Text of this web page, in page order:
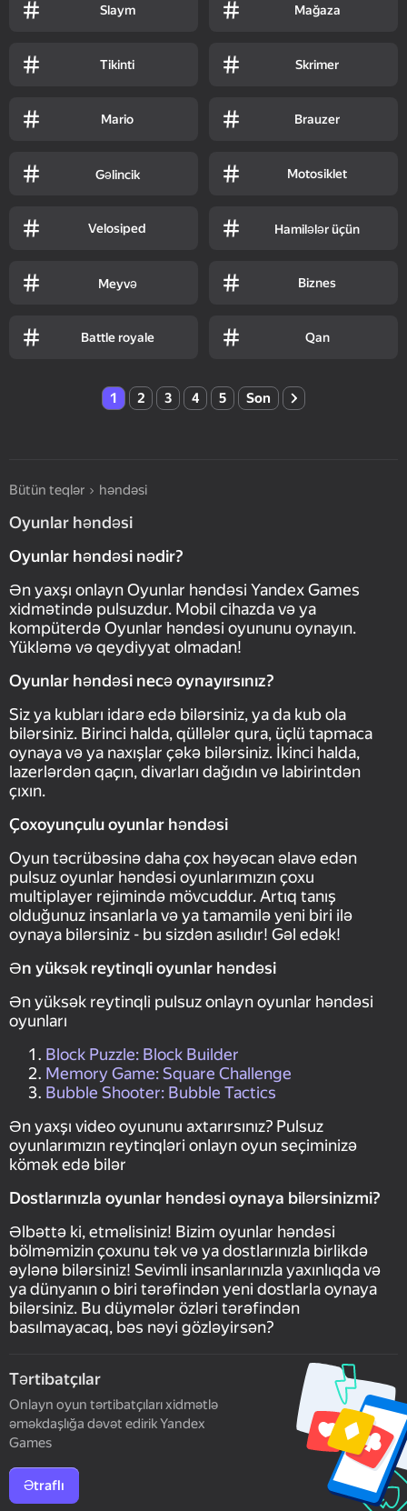
Slaym Mağaza
Tikinti Skrimer
Mario Brauzer
Gəlincik Motosiklet
Velosiped Hamilələr üçün
Meyvə Biznes
Battle royale Qan
1 2 3 4 5 Son
Bütün teqlər həndəsi
Oyunlar həndəsi
Oyunlar həndəsi nədir?
Ən yaxşı onlayn Oyunlar həndəsi Yandex Games
xidmətində pulsuzdur. Mobil cihazda və ya
kompüterdə Oyunlar həndəsi oyununu oynayın.
Yükləmə və qeydiyyat olmadan!
Oyunlar həndəsi necə oynayırsınız?
Siz ya kubları idarə edə bilərsiniz, ya da kub ola
bilərsiniz. Birinci halda, qüllələr qura, üçlü tapmaca
oynaya və ya naxışlar çəkə bilərsiniz. İkinci halda,
lazerlərdən qaçın, divarları dağıdın və labirintdən
çıxın.
Çoxoyunçulu oyunlar həndəsi
Oyun təcrübəsinə daha çox həyəcan əlavə edən
pulsuz oyunlar həndəsi oyunlarımızın çoxu
multiplayer rejimində mövcuddur. Artıq tanış
olduğunuz insanlarla və ya tamamilə yeni biri ilə
oynaya bilərsiniz - bu sizdən asılıdır! Gəl edək!
Ən yüksək reytinqli oyunlar həndəsi
Ən yüksək reytinqli pulsuz onlayn oyunlar həndəsi
oyunları
Block Puzzle: Block Builder
Memory Game: Square Challenge
Bubble Shooter: Bubble Tactics
Ən yaxşı video oyununu axtarırsınız? Pulsuz
oyunlarımızın reytinqləri onlayn oyun seçiminizə
kömək edə bilər
Dostlarınızla oyunlar həndəsi oynaya bilərsinizmi?
Əlbəttə ki, etməlisiniz! Bizim oyunlar həndəsi
bölməmizin çoxunu tək və ya dostlarınızla birlikdə
əylənə bilərsiniz! Sevimli insanlarınızla yaxınlıqda və
ya dünyanın o biri tərəfindən yeni dostlarla oynaya
bilərsiniz. Bu düymələr özləri tərəfindən
basılmayacaq, bəs nəyi gözləyirsən?
Tərtibatçılar
Onlayn oyun tərtibatçıları xidmətlə
əməkdaşlığa dəvət edirik Yandex
Games
Ətraflı